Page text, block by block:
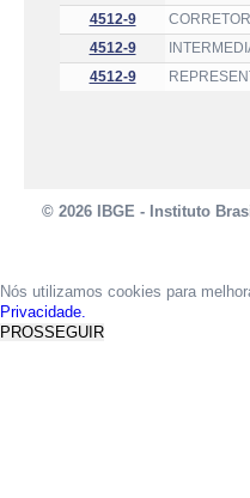
4512-9
4512-9
4512-9
© 2026 IBGE - Instituto
Nós utilizamos cookies para
Privacidade.
PROSSEGUIR